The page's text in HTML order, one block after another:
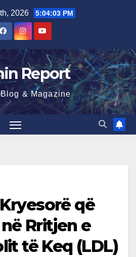
2026 5:04:04 PM
Report
& Magazine
që
Rritjen e
të Keq (LDL)